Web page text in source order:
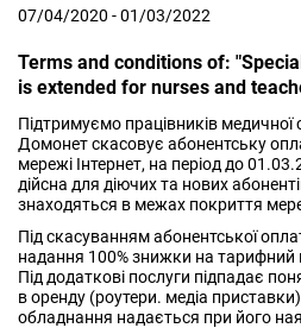
07/04/2020 - 01/03/2022
Terms and conditions of:
is extended for nurses and
Підтримуємо працівників медичної
Домонет скасовує абонентську
мережі Інтернет, на період до
дійсна для діючих та нових
знаходяться в межах покриття
Під скасуванням абонентської
надання 100% знижки на тарифний
Під додаткові послуги підпадає
в оренду (роутери. медіа
обладнання надається при його